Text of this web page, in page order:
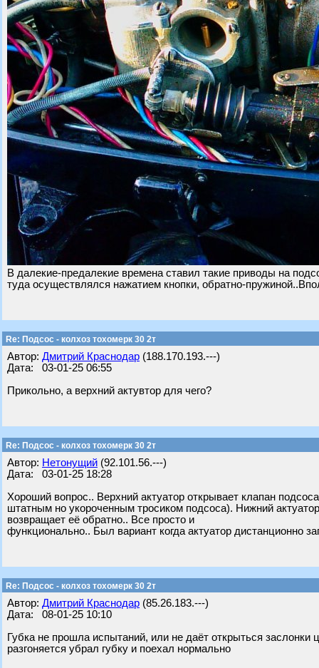
В далекие-предалекие времена ставил такие приводы на
туда осуществлялся нажатием кнопки, обратно-
Re: Подсос - колхоз тохомерк 30 2т
Автор: Дмитрий Краснодар (188.170.193.---)
Дата: 03-01-25 06:55
Прикольно, а верхний актувтор для чего?
Re: Подсос - колхоз тохомерк 30 2т
Автор: Нетонущий (92.101.56.---)
Дата: 03-01-25 18:28
Хороший вопрос.. Верхний актуатор открывает клапан
штатным но укороченным тросиком подсоса). Нижний
возвращает её обратно.. Все просто и
функционально.. Был вариант когда актуатор дистанционно
Re: Подсос - колхоз тохомерк 30 2т
Автор: Дмитрий Краснодар (85.26.183.---)
Дата: 08-01-25 10:10
Губка не прошла испытаний, или не даёт открыться
разгоняется убрал губку и поехал нормально